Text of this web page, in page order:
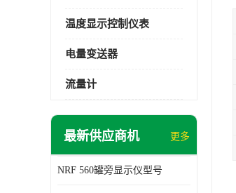
温度显示控制仪表
电量变送器
流量计
最新供应商机 更多
NRF 560罐旁显示仪型号